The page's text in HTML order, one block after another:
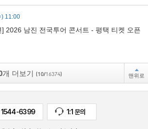
11:00
2026 남진 전국투어 콘서트 - 평택 티켓 오픈
개 더보기 (10/16374) 맨위로
1544-6399 1:1 문의